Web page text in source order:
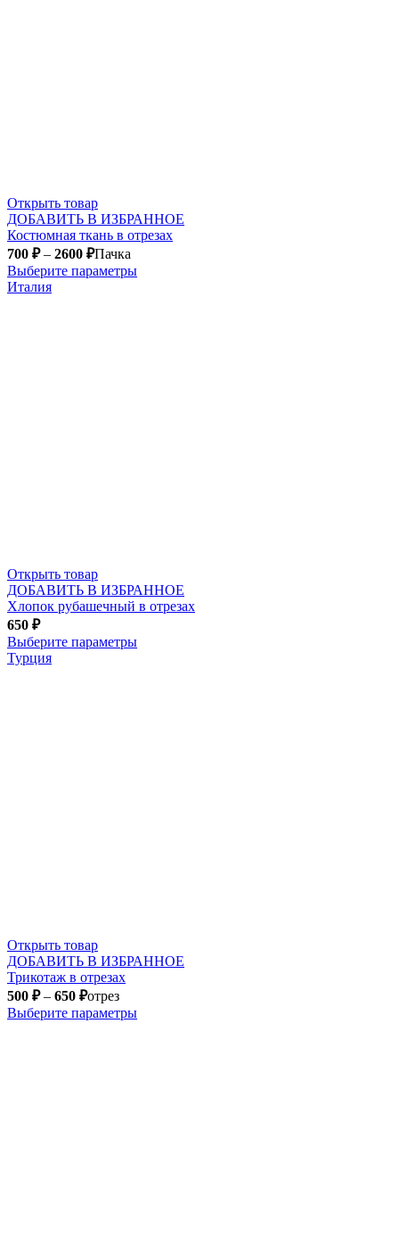
Открыть товар
ДОБАВИТЬ В ИЗБРАННОЕ
Костюмная ткань в отрезах
700 ₽– 2600 ₽Пачка
Выберите параметры
Италия
Открыть товар
ДОБАВИТЬ В ИЗБРАННОЕ
Хлопок рубашечный в отрезах
650 ₽
Выберите параметры
Турция
Открыть товар
ДОБАВИТЬ В ИЗБРАННОЕ
Трикотаж в отрезах
500 ₽– 650 ₽отрез
Выберите параметры